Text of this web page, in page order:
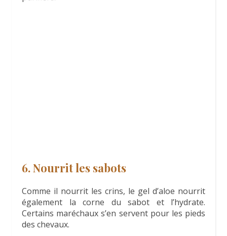
6. Nourrit les sabots
Comme il nourrit les crins, le gel d’aloe nourrit
également la corne du sabot et l’hydrate.
Certains maréchaux s’en servent pour les pieds
des chevaux.